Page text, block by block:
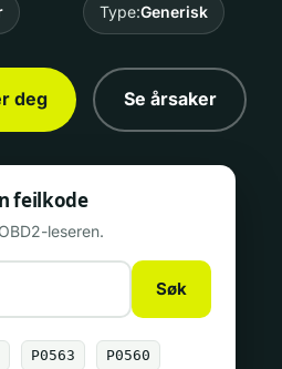
Type:Generisk
deg Se årsaker
feilkode
leseren.
Søk
P0563 P0560